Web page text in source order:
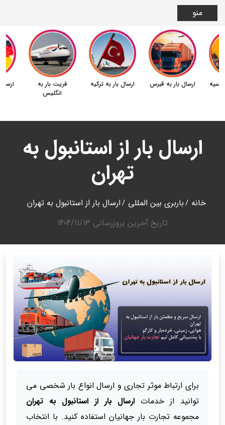
منو
فریت بار به
انگلیس
ارسال بار به ترکیه ارسال بار به قبرس
ارسال بار از استانبول به
تهران
خانه باربری بین المللی
ارسال بار از استانبول به تهران
تاریخ آخرین بروزرسانی 1404/11/13
برای ارتباط موثر تجاری و ارسال انواع بار شخصی می
توانید از خدمات ارسال بار از استانبول به تهران
مجموعه تجارت بار جهانیان استفاده کنید. با انتخاب